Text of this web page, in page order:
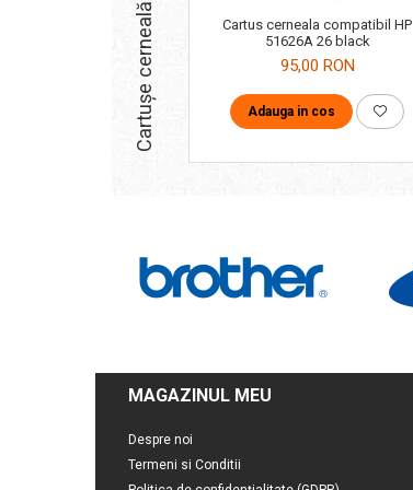
Cartus cerneala compatibil HP
51626A 26 black
95,00 RON
Adauga in cos
MAGAZINUL MEU
Despre noi
Termeni si Conditii